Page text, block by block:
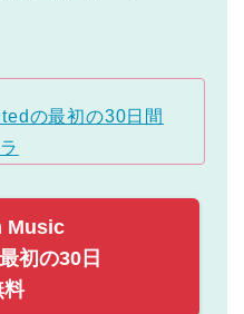
の最初の30日間
Music
初の30日
料